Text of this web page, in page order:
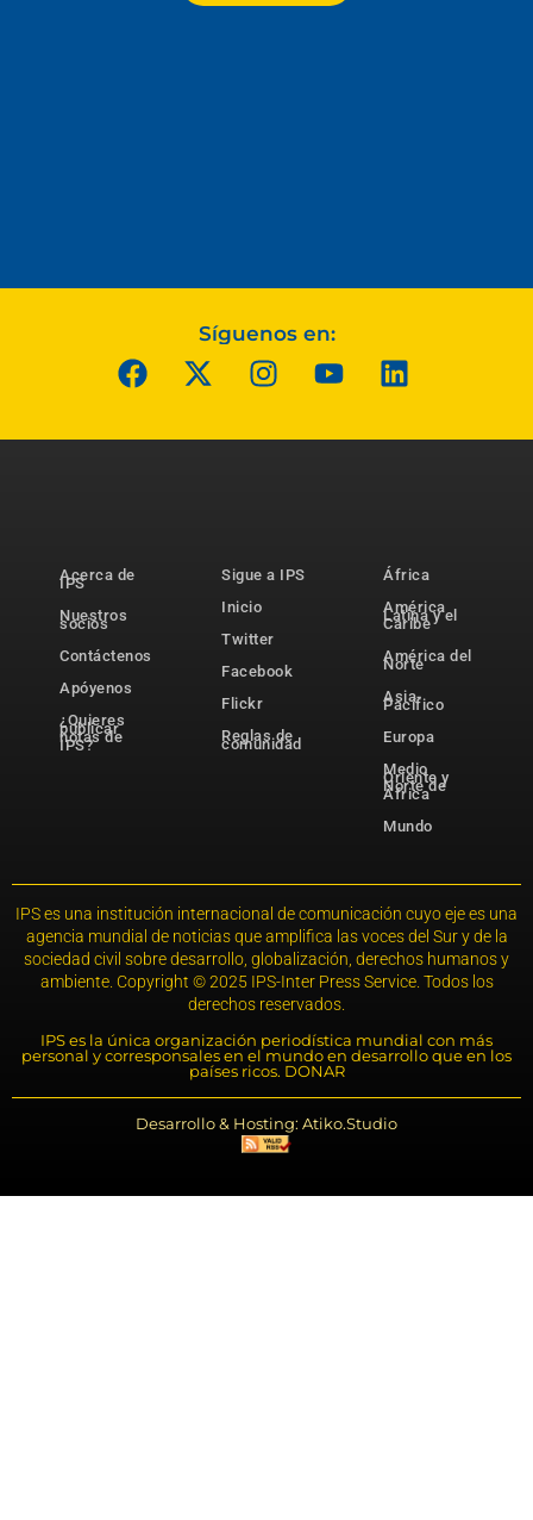
Síguenos en:
Acerca de
IPS
Nuestros
socios
Contáctenos
Apóyenos
¿Quieres
publicar
notas de
IPS?
Sigue a IPS
Inicio
Twitter
Facebook
Flickr
Reglas de
comunidad
África
América
Latina y el
Caribe
América del
Norte
Asia-
Pacífico
Europa
Medio
Oriente y
Norte de
África
Mundo
IPS es una institución internacional de comunicación cuyo eje es una
agencia mundial de noticias que amplifica las voces del Sur y de la
sociedad civil sobre desarrollo, globalización, derechos humanos y
ambiente. Copyright © 2025 IPS-Inter Press Service. Todos los
derechos reservados.
IPS es la única organización periodística mundial con más
personal y corresponsales en el mundo en desarrollo que en los
países ricos. DONAR
Desarrollo & Hosting: Atiko.Studio